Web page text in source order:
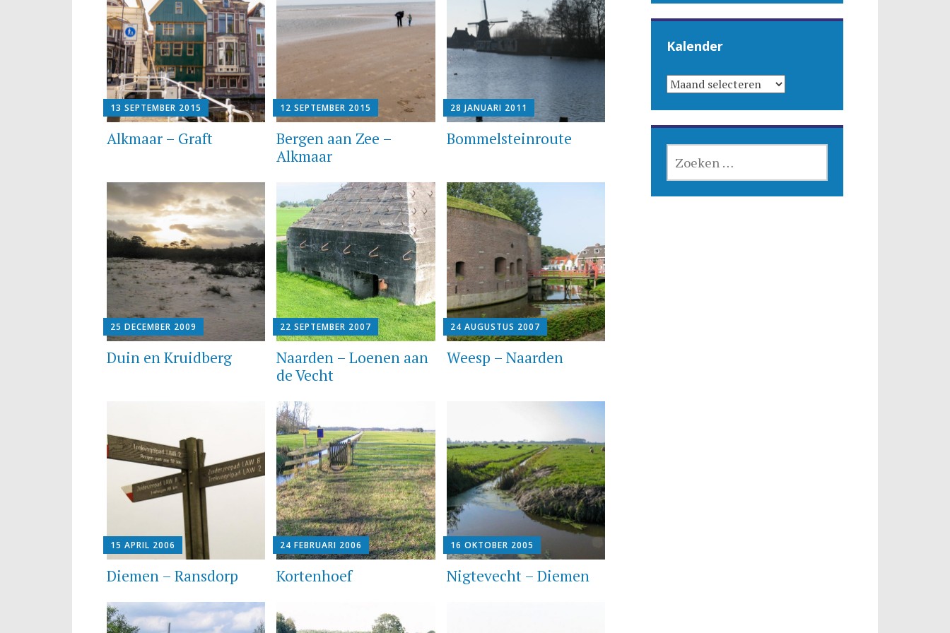
13 SEPTEMBER 2015
Alkmaar – Graft
12 SEPTEMBER 2015
Bergen aan Zee –
Alkmaar
28 JANUARI 2011
Bommelsteinroute
25 DECEMBER 2009
Duin en Kruidberg
22 SEPTEMBER 2007
Naarden – Loenen aan
de Vecht
24 AUGUSTUS 2007
Weesp – Naarden
15 APRIL 2006
Diemen – Ransdorp
24 FEBRUARI 2006
Kortenhoef
16 OKTOBER 2005
Nigtevecht – Diemen
Kalender
KALENDER
NAAR: